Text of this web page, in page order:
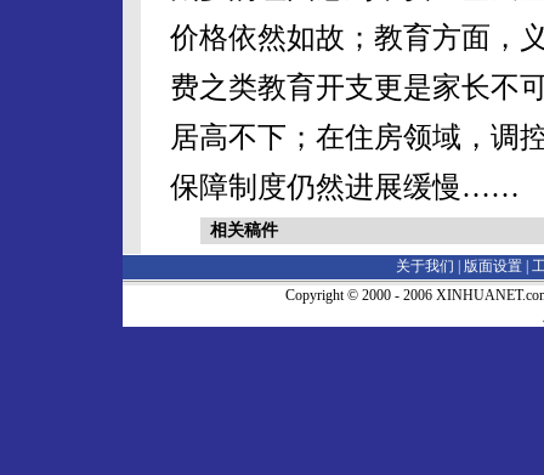
价格依然如故；教育方面，
费之类教育开支更是家长不
居高不下；在住房领域，调
保障制度仍然进展缓慢……
相关稿件
关于我们 | 版面设置
Copyright © 2000 - 2006